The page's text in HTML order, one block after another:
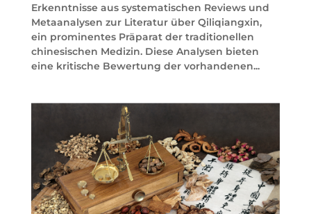
Erkenntnisse aus systematischen Reviews und
Metaanalysen zur Literatur über Qiliqiangxin,
ein prominentes Präparat der traditionellen
chinesischen Medizin. Diese Analysen bieten
eine kritische Bewertung der vorhandenen...